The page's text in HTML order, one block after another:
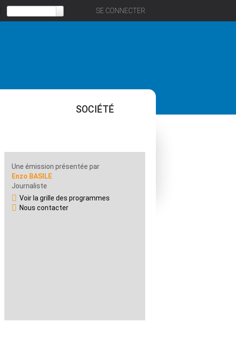
SE CONNECTER
SOCIÉTÉ
Une émission présentée par
Enzo BASILE
Journaliste
Voir la grille des programmes
Nous contacter